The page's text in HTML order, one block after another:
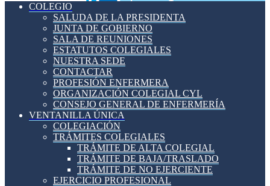
COLEGIO
SALUDA DE LA PRESIDENTA
JUNTA DE GOBIERNO
SALA DE REUNIONES
ESTATUTOS COLEGIALES
NUESTRA SEDE
CONTACTAR
PROFESIÓN ENFERMERA
ORGANIZACIÓN COLEGIAL CYL
CONSEJO GENERAL DE ENFERMERÍA
VENTANILLA ÚNICA
COLEGIACIÓN
TRÁMITES COLEGIALES
TRÁMITE DE ALTA COLEGIAL
TRÁMITE DE BAJA/TRASLADO
TRÁMITE DE NO EJERCIENTE
EJERCICIO PROFESIONAL